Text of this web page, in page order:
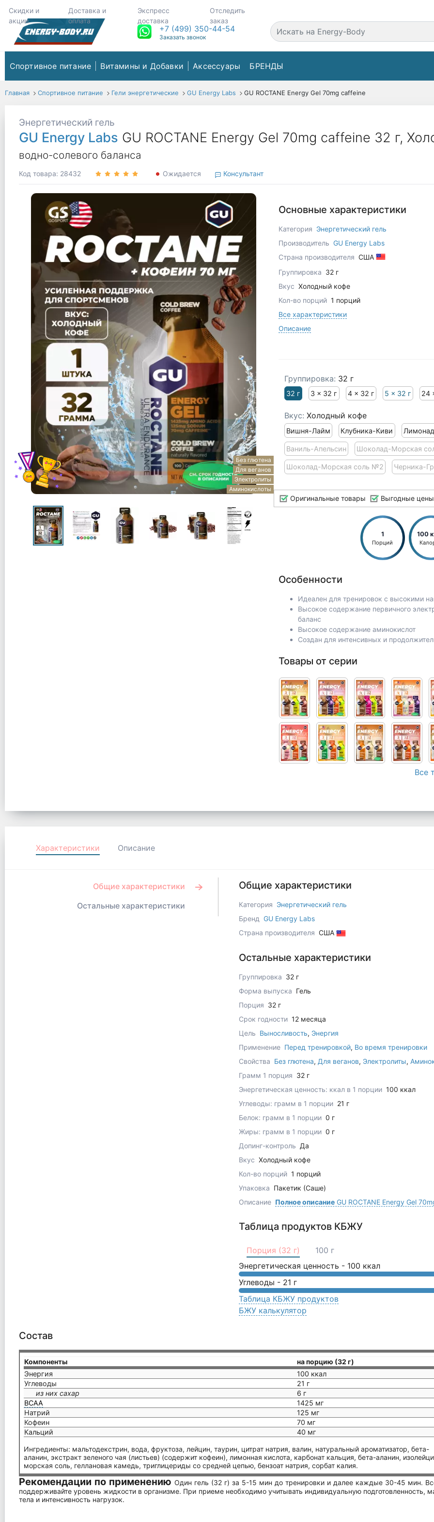
Скидки и
акции
Доставка и
оплата
Экспресс
доставка
Отследить
заказ
+7 (499) 350-44-54
Заказать звонок
Спортивное питание Витамины и Добавки Аксессуары БРЕНДЫ
Главная Спортивное питание Гели энергетические GU Energy Labs GU ROCTANE Energy Gel 70mg caffeine
Энергетический гель
GU Energy Labs GU ROCTANE Energy Gel 70mg caffeine 32 г,
водно-солевого баланса
Код товара: 28432 Ожидается Консультант
Без глютена
Для веганов
Электролиты
Аминокислоты
Основные характеристики
Категория Энергетический гель
Производитель GU Energy Labs
Страна производителя США
Группировка 32 г
Вкус Холодный кофе
Кол-во порций 1 порций
Все характеристики
Описание
Группировка: 32 г
32 г 3 x 32 г 4 x 32 г 5 x 32 г 24
Вкус: Холодный кофе
Вишня-Лайм Клубника-Киви Лимонад
Ваниль-Апельсин Шоколад-Морская
Шоколад-Морская соль №2 Черника-
Оригинальные товары Выгодные цены
1
Порций
100
Особенности
Идеален для тренировок с высокими
Высокое содержание первичного
баланс
Высокое содержание аминокислот
Создан для интенсивных и
Товары от серии
Все
Характеристики Описание
Общие характеристики
Остальные характеристики
Общие характеристики
Категория Энергетический гель
Бренд
GU Energy Labs
Страна производителя США
Остальные характеристики
Группировка 32 г
Форма выпуска Гель
Порция 32 г
Срок годности 12 месяца
Цель Выносливость, Энергия
Применение Перед тренировкой, Во время тренировки
Свойства Без глютена, Для веганов, Электролиты,
Грамм 1 порция 32 г
Энергетическая ценность: ккал в 1 порции 100 ккал
Углеводы: грамм в 1 порции 21 г
Белок: грамм в 1 порции 0 г
Жиры: грамм в 1 порции 0 г
Допинг-контроль Да
Вкус Холодный кофе
Кол-во порций 1 порций
Упаковка Пакетик (Саше)
Описание Полное описаниеGU ROCTANE Energy Gel
Таблица продуктов КБЖУ
Порция (32 г)
100 г
Энергетическая ценность - 100 ккал
Углеводы - 21 г
Таблица КБЖУ продуктов
БЖУ калькулятор
Состав
Компоненты
на порцию (32 г)
Энергия
100 ккал
Углеводы
21 г
из них сахар
6 г
ВСАА
1425 мг
Натрий
125 мг
Кофеин
70 мг
Кальций
40 мг
Ингредиенты: мальтодекстрин, вода, фруктоза, лейцин, таурин, цитрат натрия, валин, натуральный ароматизатор, бета-
аланин, экстракт зеленого чая (листьев) (содержит кофеин), лимонная кислота, карбонат кальция, бета-аланин,
морская соль, геллановая камедь, триглицериды со средней цепью, бензоат натрия, сорбат калия.
Рекомендации по применению Один гель (32 г) за 5-15 мин до тренировки и далее каждые 30-45 мин.
поддерживайте уровень жидкости в организме. При приеме необходимо учитывать индивидуальную подготовленность,
тела и интенсивность нагрузок.